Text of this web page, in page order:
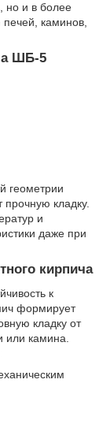
но и в более
печей, каминов,
ШБ-5
геометрии
прочную кладку.
и
даже при
кирпича
к
формирует
кладку от
или камина.